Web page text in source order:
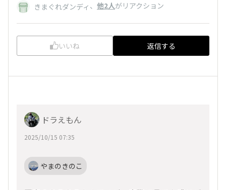
きまぐれダンディ 、 他2人がリアクション
いいね 返信する
ドラえもん
2025/10/15 07:35
やまのきのこ